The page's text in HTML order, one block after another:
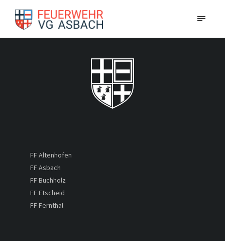
FF Altenhofen
FF Asbach
FF Buchholz
FF Etscheid
FF Fernthal